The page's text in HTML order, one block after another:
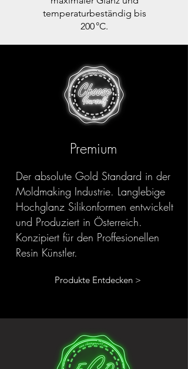
temperaturbeständig bis
200 °C.
Premium
Der absolute Gold Standard in der
Moldmaking Industrie. Langlebige
Hochglanz Silikonformen entwickelt
und Produziert in Österreich.
Konzipiert für den Proffesionellen
Resin Künstler.
Produkte Entdecken >